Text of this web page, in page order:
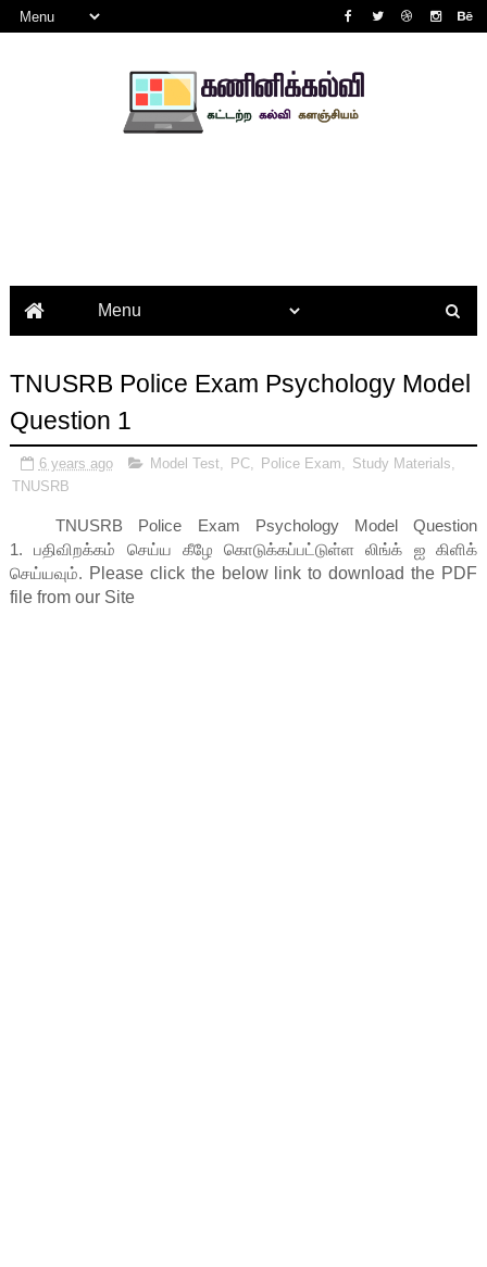
TNUSRB Police Exam Psychology Model
Question 1
6 years ago Model Test PC, Police Exam Study Materials
TNUSRB
TNUSRB Police Exam Psychology Model Question
1.பதிவிறக்கம் செய்ய கீழே கொடுக்கப்பட்டுள்ள லிங்க் ஐ கிளிக்
செய்யவும். Please click the below link to download the PDF
file from our Site